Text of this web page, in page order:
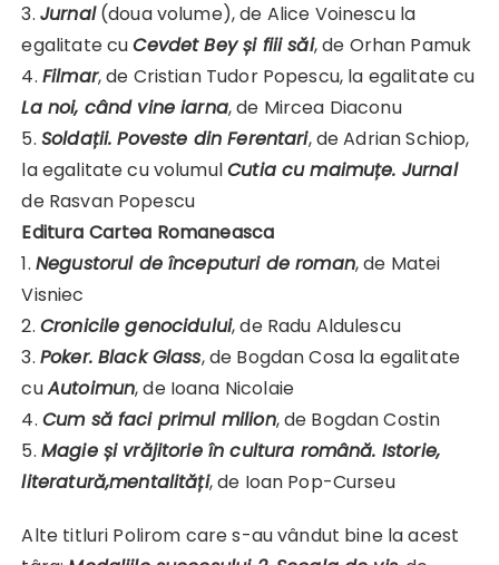
3. Jurnal(doua volume), de Alice Voinescu la
egalitate cuCevdet Bey și fiii săi, de Orhan Pamuk
4. Filmar, de Cristian Tudor Popescu, la egalitate cu
La noi, când vine iarna, de Mircea Diaconu
5. Soldații. Poveste din Ferentari, de Adrian Schiop,
la egalitate cu volumulCutia cu maimuțe. Jurnal
de Rasvan Popescu
Editura Cartea Romaneasca
1. Negustorul deînceputuri de roman, de Matei
Visniec
2. Cronicile genocidului, de Radu Aldulescu
3. Poker. Black Glass, de Bogdan Cosa la egalitate
cuAutoimun, de Ioana Nicolaie
4. Cum să faci primul milion, de Bogdan Costin
5. Magie și vrăjitorie în cultura română. Istorie,
literatură,mentalități, de Ioan Pop-Curseu
Alte titluri Polirom care s-au vândut bine la acest